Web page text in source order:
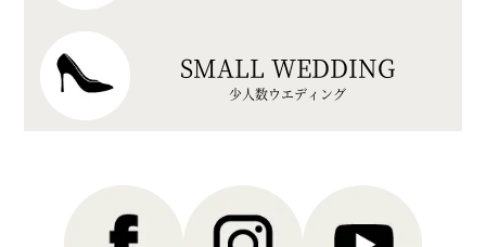
SMALL WEDDING
少人数ウエディング